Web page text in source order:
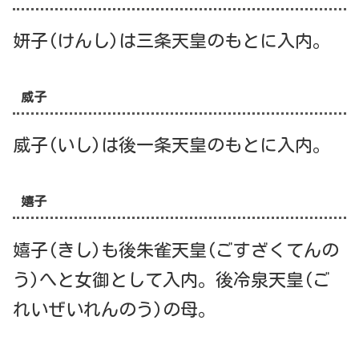
妍子(けんし)は三条天皇のもとに入内。
威子
威子(いし)は後一条天皇のもとに入内。
嬉子
嬉子(きし)も後朱雀天皇(ごすざくてんの
う)へと女御として入内。後冷泉天皇(ご
れいぜいれんのう)の母。